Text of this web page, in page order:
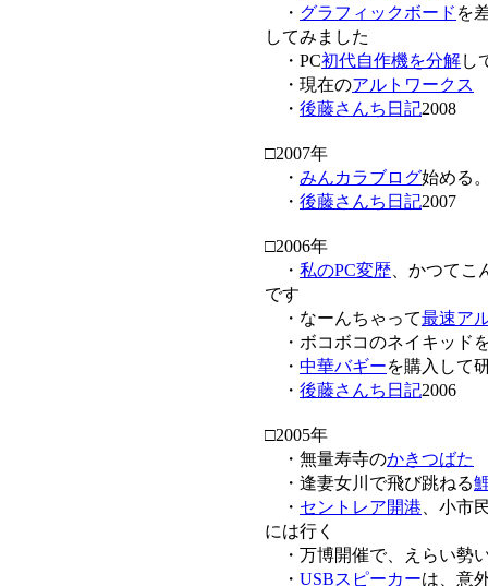
・ グラフィックボード を
してみました
・PC初代自作機を分解し
・現在のアルトワークス
・ 後藤さんち日記2008
□2007年
・ みんカラブログ始める
・ 後藤さんち日記2007
□2006年
・ 私のPC変歴、かつてこ
です
・なーんちゃって最速ア
・ボコボコのネイキッド
・ 中華バギーを購入して
・ 後藤さんち日記2006
□2005年
・無量寿寺のかきつばた
・逢妻女川で飛び跳ねる
・ セントレア開港、小市
には行く
・万博開催で、えらい勢
・ USBスピーカーは、意